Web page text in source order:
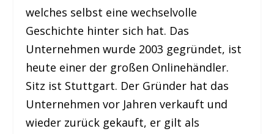
welches selbst eine wechselvolle
Geschichte hinter sich hat. Das
Unternehmen wurde 2003 gegründet, ist
heute einer der großen Onlinehändler.
Sitz ist Stuttgart. Der Gründer hat das
Unternehmen vor Jahren verkauft und
wieder zurück gekauft, er gilt als